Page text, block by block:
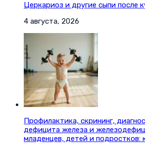
Церкариоз и другие сыпи после
4 августа, 2026
Профилактика, скрининг,
дефицита железа и
младенцев, детей и подростков: